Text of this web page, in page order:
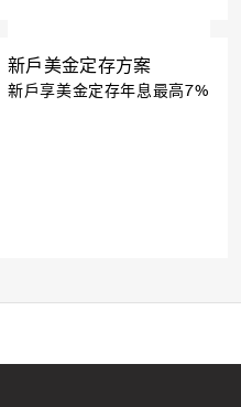
新戶美金定存方案
新戶享美金定存年息最高7%